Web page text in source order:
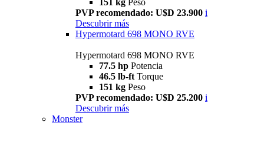
PVP recomendado: U$D 23.900 i
Descubrir más
Hypermotard 698 MONO RVE
Hypermotard 698 MONO RVE
77.5 hp Potencia
46.5 lb-ft Torque
151 kg Peso
PVP recomendado: U$D 25.200 i
Descubrir más
Monster